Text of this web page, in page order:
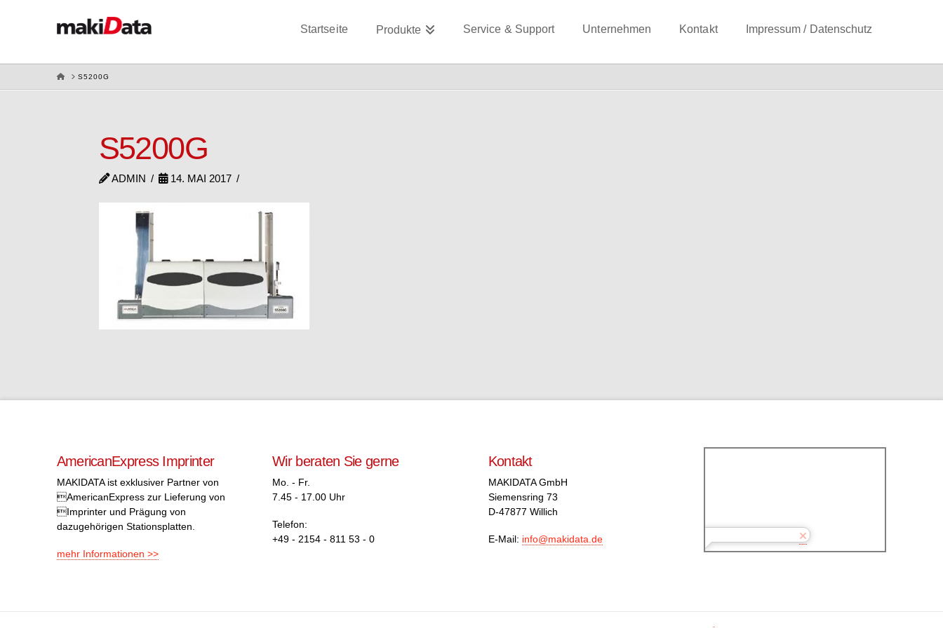
Startseite Produkte Service & Support Unternehmen Kontakt Impressum / Datenschutz
HOMES5200G
S5200G
ADMIN 14. MAI 2017
AmericanExpress Imprinter
MAKIDATA ist exklusiver Partner von
AmericanExpress zur Lieferung von
Imprinter und Prägung von
dazugehörigen Stationsplatten.
mehr Informationen >>
Wir beraten Sie gerne
Mo. - Fr.
7.45 - 17.00 Uhr
Telefon:
+49 - 2154 - 811 53 - 0
Kontakt
MAKIDATA GmbH
Siemensring 73
D-47877 Willich
E-Mail: info@makidata.de